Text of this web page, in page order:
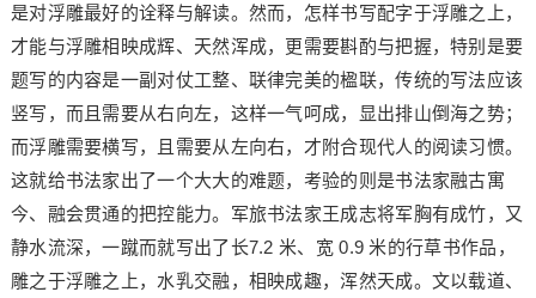
是对浮雕最好的诠释与解读。然而，怎样书写配字于浮雕之上，
才能与浮雕相映成辉、天然浑成，更需要斟酌与把握，特别是要
题写的内容是一副对仗工整、联律完美的楹联，传统的写法应该
竖写，而且需要从右向左，这样一气呵成，显出排山倒海之势；
而浮雕需要横写，且需要从左向右，才附合现代人的阅读习惯。
这就给书法家出了一个大大的难题，考验的则是书法家融古寓
今、融会贯通的把控能力。军旅书法家王成志将军胸有成竹，又
静水流深，一蹴而就写出了长7.2 米、宽 0.9 米的行草书作品，
雕之于浮雕之上，水乳交融，相映成趣，浑然天成。文以载道、